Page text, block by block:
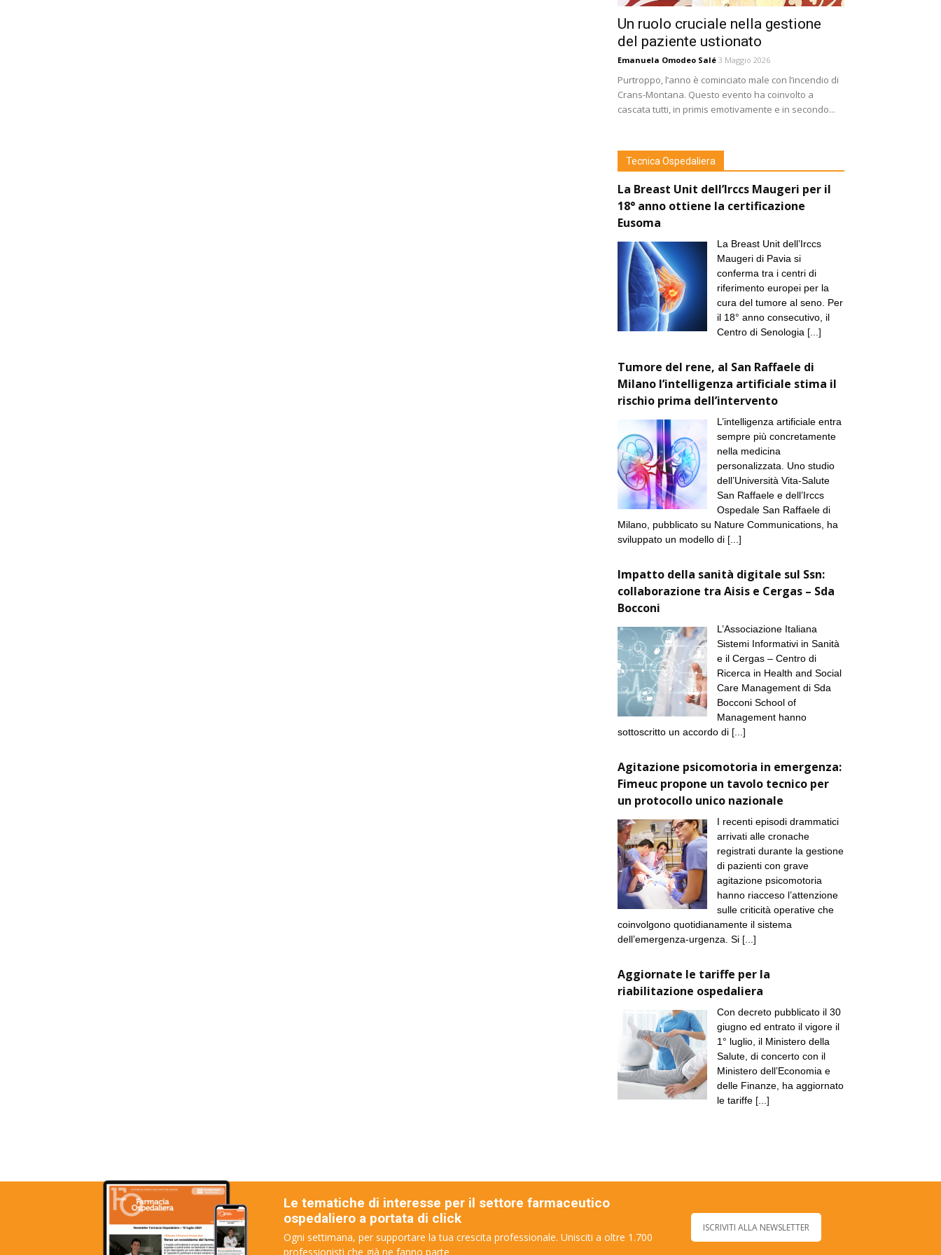
Un ruolo cruciale nella gestione
del paziente ustionato
Emanuela Omodeo Salé 3 Maggio 2026
Purtroppo, l’anno è cominciato male con l’incendio di
Crans-Montana. Questo evento ha coinvolto a
cascata tutti, in primis emotivamente e in secondo...
Tecnica Ospedaliera
La Breast Unit dell’Irccs Maugeri per il
18° anno ottiene la certificazione
Eusoma
La Breast Unit dell’Irccs
Maugeri di Pavia si
conferma tra i centri di
riferimento europei per la
cura del tumore al seno. Per
il 18° anno consecutivo, il
Centro di Senologia [...]
Tumore del rene, al San Raffaele di
Milano l’intelligenza artificiale stima il
rischio prima dell’intervento
L’intelligenza artificiale entra
sempre più concretamente
nella medicina
personalizzata. Uno studio
dell’Università Vita-Salute
San Raffaele e dell’Irccs
Ospedale San Raffaele di
Milano, pubblicato su Nature Communications, ha
sviluppato un modello di [...]
Impatto della sanità digitale sul Ssn:
collaborazione tra Aisis e Cergas – Sda
Bocconi
L’Associazione Italiana
Sistemi Informativi in Sanità
e il Cergas – Centro di
Ricerca in Health and Social
Care Management di Sda
Bocconi School of
Management hanno
sottoscritto un accordo di [...]
Agitazione psicomotoria in emergenza:
Fimeuc propone un tavolo tecnico per
un protocollo unico nazionale
I recenti episodi drammatici
arrivati alle cronache
registrati durante la gestione
di pazienti con grave
agitazione psicomotoria
hanno riacceso l’attenzione
sulle criticità operative che
coinvolgono quotidianamente il sistema
dell’emergenza-urgenza. Si [...]
Aggiornate le tariffe per la
riabilitazione ospedaliera
Con decreto pubblicato il 30
giugno ed entrato il vigore il
1° luglio, il Ministero della
Salute, di concerto con il
Ministero dell’Economia e
delle Finanze, ha aggiornato
le tariffe [...]
Le tematiche di interesse per il settore farmaceutico
ospedaliero a portata di click
Ogni settimana, per supportare la tua crescita professionale. Unisciti a oltre 1.700
professionisti che già ne fanno parte
ISCRIVITI ALLA NEWSLETTER